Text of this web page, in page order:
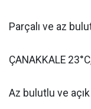
Parçalı ve az
ÇANAKKALE
Az bulutlu ve açık